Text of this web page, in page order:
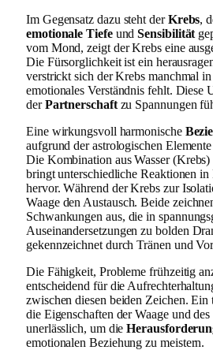
Im Gegensatz dazu steht derKrebs,
emotionale TiefeundSensibilität
vom Mond, zeigt der Krebs eine
Die Fürsorglichkeit ist ein
verstrickt sich der Krebs manchmal
emotionales Verständnis fehlt. Diese
derPartnerschaftzu Spannungen
Eine wirkungsvoll harmonische
aufgrund der astrologischen
Die Kombination aus Wasser
bringt unterschiedliche Reaktionen
hervor. Während der Krebs zur
Waage den Austausch. Beide
Schwankungen aus, die in
Auseinandersetzungen zu bolden
gekennzeichnet durch Tränen und
Die Fähigkeit, Probleme frühzeitig
entscheidend für die
zwischen diesen beiden Zeichen. Ein
die Eigenschaften der Waage und
unerlässlich, um die
emotionalen Beziehung zu meistern.